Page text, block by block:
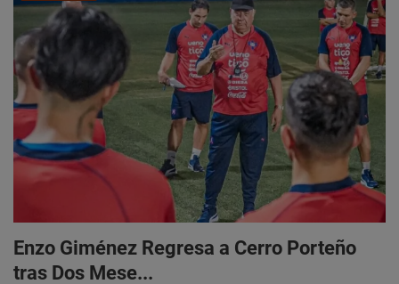
Noticias
Competencias
Opinión y Análisis
Historia
Promesas
Chismes y Curiosidades
Enzo Giménez Regresa a Cerro Porteño
tras Dos Mese...